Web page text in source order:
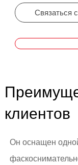
Связаться
клиентов
Он оснащен